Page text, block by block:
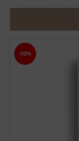
-10%